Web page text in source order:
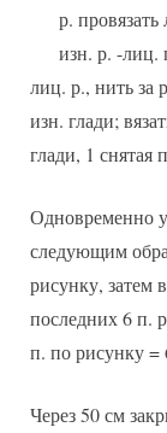
р.
изн. р. -лиц.
лиц. р., нить за
изн. глади;
глади, 1 снятая
Одновременно
следующим
рисунку, затем
последних 6 п.
п. по рисунку =
Через 50 см